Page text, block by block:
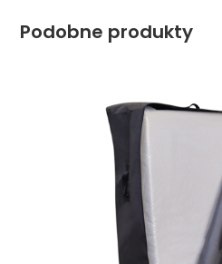
Podobne produkty